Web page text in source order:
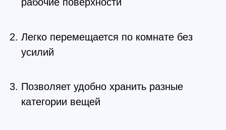
рабочие поверхности
Легко перемещается по комнате без
усилий
Позволяет удобно хранить разные
категории вещей